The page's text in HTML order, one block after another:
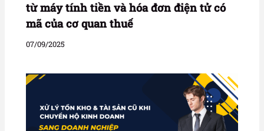
từ máy tính tiền và hóa đơn điện tử có
mã của cơ quan thuế
07/09/2025